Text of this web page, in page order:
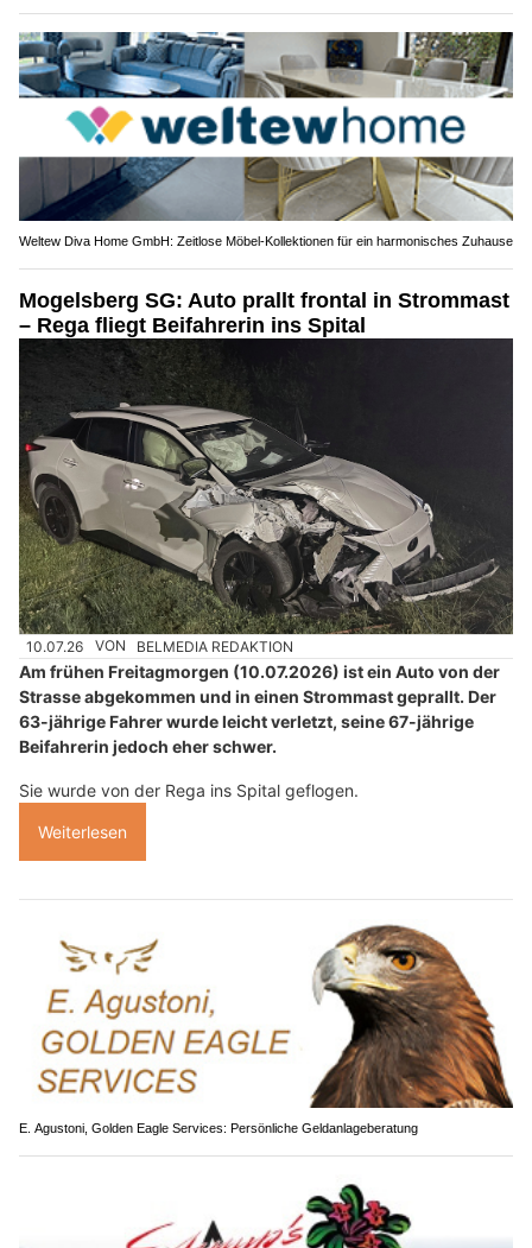
Weltew Diva Home GmbH: Zeitlose Möbel-Kollektionen für ein harmonisches Zuhause
Mogelsberg SG: Auto prallt frontal in Strommast
– Rega fliegt Beifahrerin ins Spital
10.07.26 VON BELMEDIA REDAKTION
Am frühen Freitagmorgen (10.07.2026) ist ein Auto von der
Strasse abgekommen und in einen Strommast geprallt. Der
63-jährige Fahrer wurde leicht verletzt, seine 67-jährige
Beifahrerin jedoch eher schwer.
Sie wurde von der Rega ins Spital geflogen.
Weiterlesen
E. Agustoni, Golden Eagle Services: Persönliche Geldanlageberatung